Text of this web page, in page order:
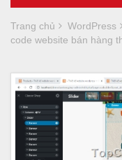
Trang chủ WordPress
code website bán hàng